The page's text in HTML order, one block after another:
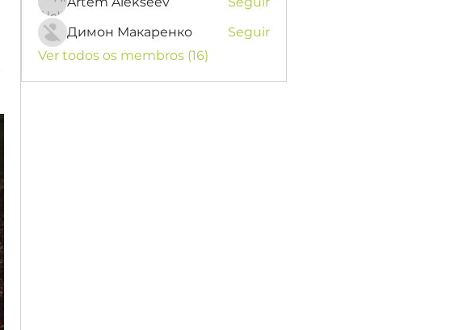
Димон Макаренко
Seguir
Ver todos os membros (16)